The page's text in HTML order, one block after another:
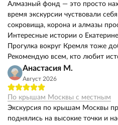
Алмазный фонд — это просто
время экскурсии чуствовали
сокровища, корона и алмазы
Интересные истории о
Прогулка вокруг Кремля тоже
Рекомендую всем, кто любит
Анастасия М.
Август 2026
По крышам Москвы с местным
Экскурсия по крышам Москвы
поднялись на высокие точки и